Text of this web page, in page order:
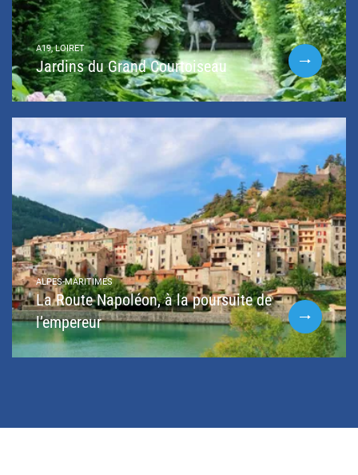
A19, LOIRET
Jardins du Grand Courtoiseau
ALPES-MARITIMES
La Route Napoléon, à la poursuite de
l’empereur